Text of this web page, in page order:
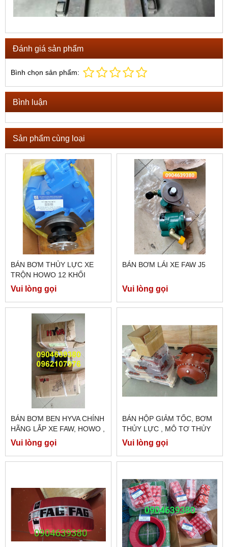
Đánh giá sản phẩm
Bình chọn sản phẩm:
Bình luận
Sản phẩm cùng loại
BÁN BƠM THỦY LỰC XE
TRỘN HOWO 12 KHỐI
Vui lòng gọi
BÁN BƠM LÁI XE FAW J5
Vui lòng gọi
BÁN BƠM BEN HYVA CHÍNH
HÃNG LẮP XE FAW, HOWO ,
ĐẦU KÉO MÓC BEN
Vui lòng gọi
BÁN HỘP GIẢM TỐC, BƠM
THỦY LỰC , MÔ TƠ THỦY
LỰC XE BỒN TRỘN BÊ
TÔNG EATON
Vui lòng gọi